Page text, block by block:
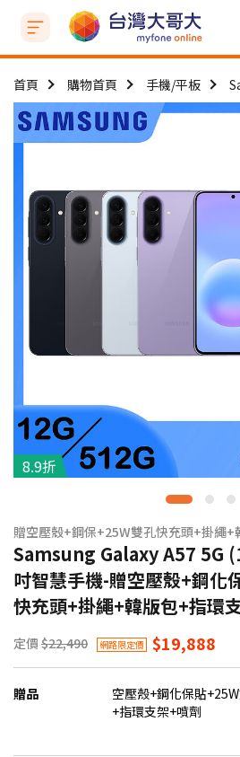
首頁 購物首頁 手機/平板
8.9折
贈空壓殼+鋼保+25W雙孔快充頭+掛繩+
Samsung Galaxy A57 5G
吋智慧手機-贈空壓殼+鋼化
快充頭+掛繩+韓版包+指環
定價 $22,490 網路限定價 $19,888
贈品
空壓殼+鋼化保貼
+指環支架+噴劑